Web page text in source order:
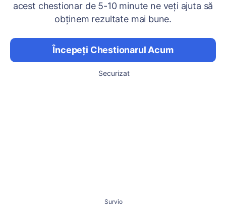
acest chestionar de 5-10 minute ne veți ajuta să
obținem rezultate mai bune.
Începeți Chestionarul Acum
Securizat
Survio